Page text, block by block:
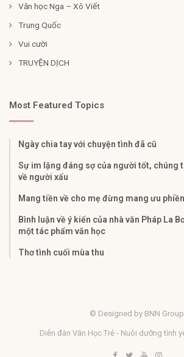
Văn học Nga – Xô Viết
Trung Quốc
Vui cười
TRUYỆN DỊCH
Most Featured Topics
Ngày chia tay với chuyện tình đã cũ
Sự im lặng đáng sợ của người tốt, chúng
về người xấu
Mang tiền về cho mẹ đừng mang ưu
Bình luận về ý kiến của nhà văn Pháp La
một tác phẩm văn học
Thơ tình cuối mùa thu
© Designed by BNN Group
Diễn đàn Văn Học Trẻ - Nuôi dưỡng tình